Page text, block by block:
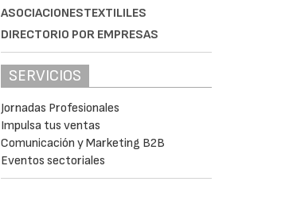
ASOCIACIONESTEXTILILES
DIRECTORIO POR EMPRESAS
SERVICIOS
Jornadas Profesionales
Impulsa tus ventas
Comunicación y Marketing B2B
Eventos sectoriales